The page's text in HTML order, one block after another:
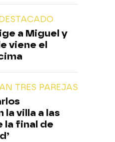
a Miguel y
viene el
TRES PAREJAS
la villa a las
la final de